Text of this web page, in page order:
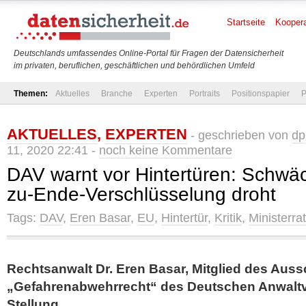
Deutschlands umfassendes Online-Portal für Fragen der Datensicherheit
im privaten, beruflichen, geschäftlichen und behördlichen Umfeld
Startseite
Themen: Aktuelles Branche Experten Portraits Positionspapier
AKTUELLES, EXPERTEN - geschrieben von dp
11, 2020 22:41 - noch keine Kommentare
DAV warnt vor Hintertüren:
zu-Ende-Verschlüsselung droht
Tags: DAV, Eren Basar, EU, Hintertür, Kritik, Ministerrat
Rechtsanwalt Dr. Eren Basar, Mitglied des
„Gefahrenabwehrrecht“ des Deutschen